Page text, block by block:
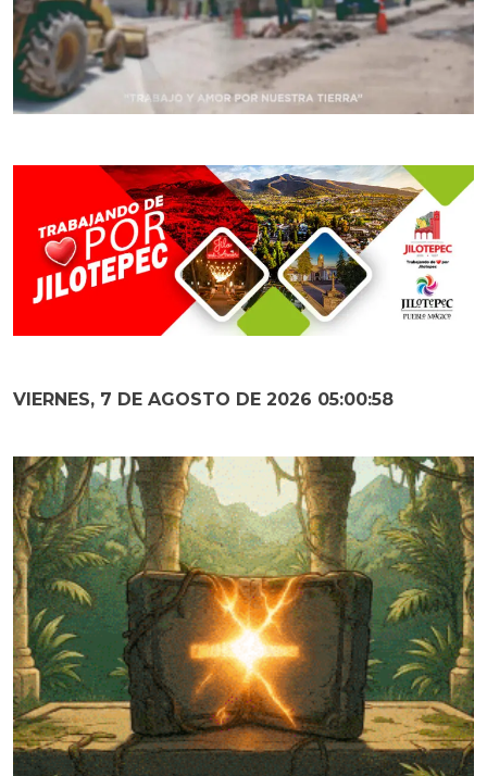
VIERNES, 7 DE AGOSTO DE 2026 05:00:59